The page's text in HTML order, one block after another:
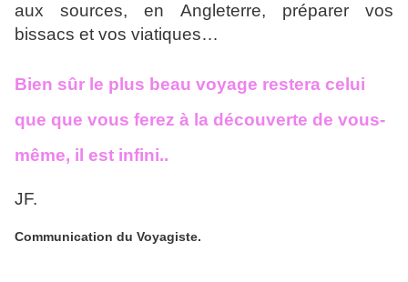
aux sources, en Angleterre, préparer vos
bissacs et vos viatiques…
Bien sûr le plus beau voyage restera celui
que que vous ferez à la découverte de vous-
même, il est infini..
JF.
Communication du Voyagiste.